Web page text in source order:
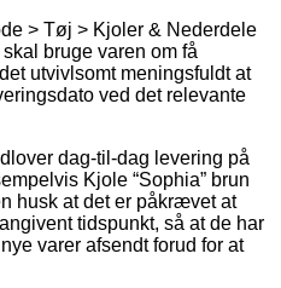
> Tøj > Kjoler & Nederdele
bruge varen om få
utvivlsomt meningsfuldt at
ved det relevante
dag-til-dag levering på
Kjole “Sophia” brun
husk at det er påkrævet at
tidspunkt, så at de har
varer afsendt forud for at